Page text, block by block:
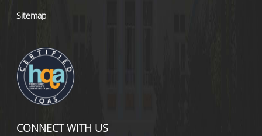
Sitemap
CONNECT WITH US